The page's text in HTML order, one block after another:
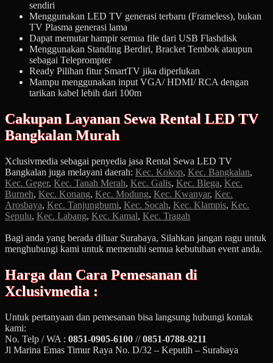
sendiri
Menggunakan LED TV generasi terbaru (Frameless), bukan
TV Plasma generasi lama
Dapat memutar hampir semua file dari USB Flashdisk
Menggunakan Standing Berdiri, Bracket Tembok ataupun
sebagai Teleprompter
Ready Pilihan fitur SmartTV jika diperlukan
Mampu menggunakan input VGA/ HDMI/ RCA dengan
tarikan kabel lebih dari 100m
Cakupan Layanan Sewa Rental LED TV
Bangkalan Murah
Xclusivmedia sebagai penyedia jasa Rental Sewa LED TV
Bangkalan juga melayani daerah: Kec. Kokop, Kec. Bangkalan,
Kec. Geger, Kec. Tanah Merah, Kec. Galis, Kec. Blega, Kec.
Burneh, Kec. Konang, Kec. Modung, Kec. Kwanyar, Kec.
Arosbaya, Kec. Tanjungbumi, Kec. Socah, Kec. Klampis, Kec.
Sepulu, Kec. Labang, Kec. Kamal, Kec. Tragah
Bagi anda yang berada diluar Surabaya, Silahkan jangan ragu untuk
menghubungi kami untuk memenuhi semua kebutuhan event anda.
Harga dan Cara Pemesanan di
Xclusivmedia :
Untuk pertanyaan dan pemesanan bisa langsung hubungi kontak
kami:
No. Telp / WA : 0851-0905-6100 //0851-0788-9211
Jl Marina Emas Timur Raya No. D/32 – Keputih – Surabaya